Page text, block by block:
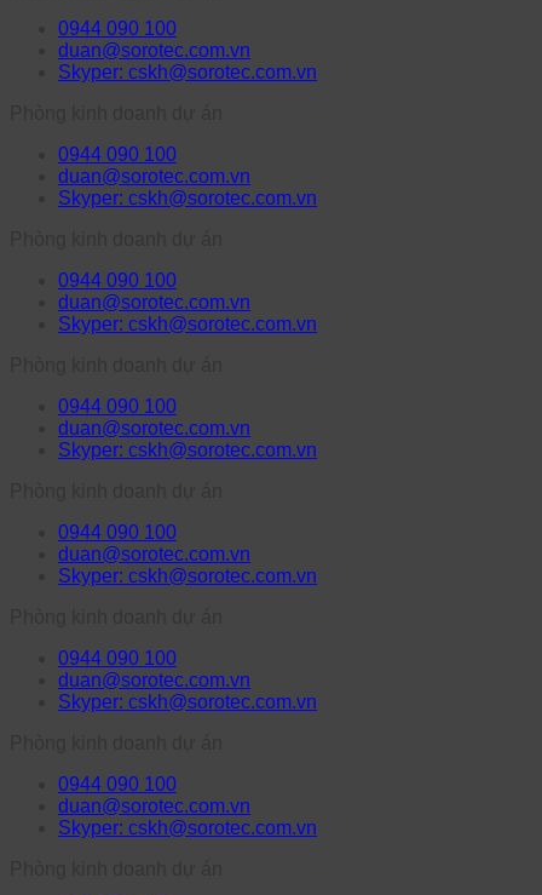
0944 090 100
duan@sorotec.com.vn
Skyper: cskh@sorotec.com.vn
0944 090 100
duan@sorotec.com.vn
Skyper: cskh@sorotec.com.vn
0944 090 100
duan@sorotec.com.vn
Skyper: cskh@sorotec.com.vn
0944 090 100
duan@sorotec.com.vn
Skyper: cskh@sorotec.com.vn
0944 090 100
duan@sorotec.com.vn
Skyper: cskh@sorotec.com.vn
0944 090 100
duan@sorotec.com.vn
Skyper: cskh@sorotec.com.vn
0944 090 100
duan@sorotec.com.vn
Skyper: cskh@sorotec.com.vn